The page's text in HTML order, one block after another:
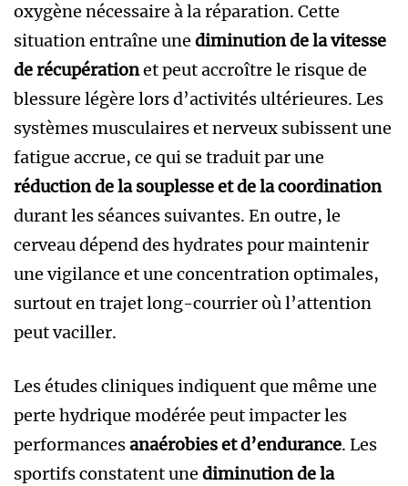
oxygène nécessaire à la réparation. Cette
situation entraîne une diminution de la vitesse
de récupérationet peut accroître le risque de
blessure légère lors d’activités ultérieures. Les
systèmes musculaires et nerveux subissent une
fatigue accrue, ce qui se traduit par une
réduction de la souplesse et de la coordination
durant les séances suivantes. En outre, le
cerveau dépend des hydrates pour maintenir
une vigilance et une concentration optimales,
surtout en trajet long-courrier où l’attention
peut vaciller.
Les études cliniques indiquent que même une
perte hydrique modérée peut impacter les
performancesanaérobies et d’endurance. Les
sportifs constatent une diminution de la